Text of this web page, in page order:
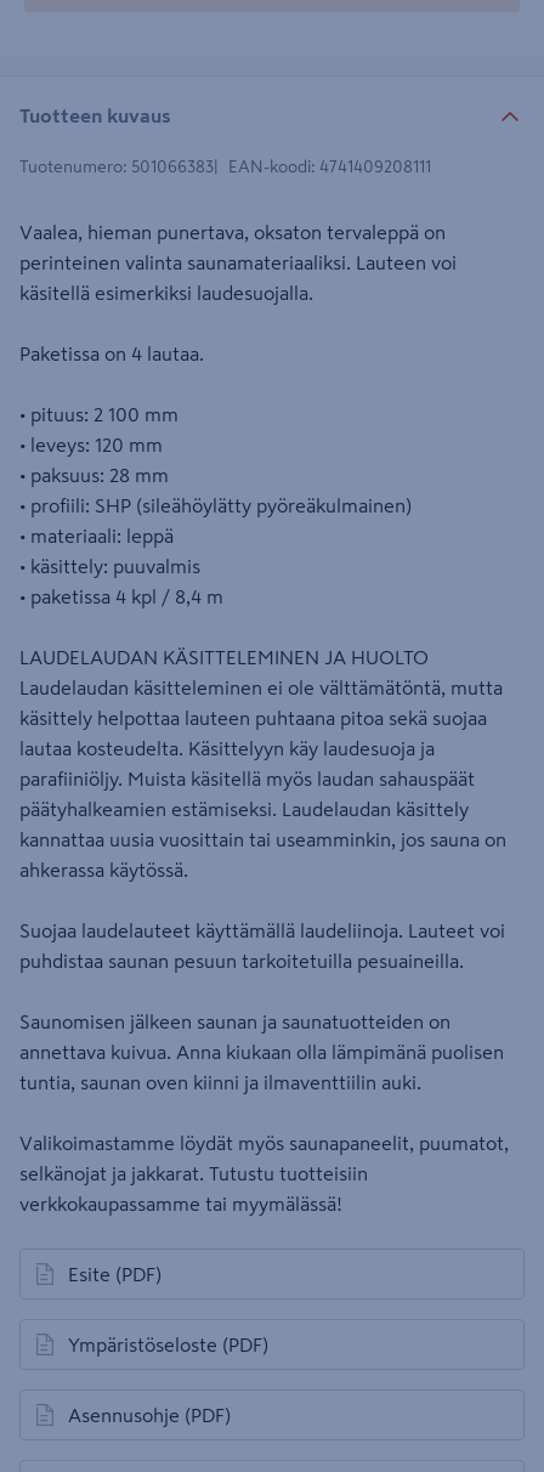
Tuotteen kuvaus
Tuotenumero: 501066383 EAN-koodi: 4741409208111
Vaalea, hieman punertava, oksaton tervaleppä on
perinteinen valinta saunamateriaaliksi. Lauteen voi
käsitellä esimerkiksi laudesuojalla.
Paketissa on 4 lautaa.
• pituus: 2 100 mm
• leveys: 120 mm
• paksuus: 28 mm
• profiili: SHP (sileähöylätty pyöreäkulmainen)
• materiaali: leppä
• käsittely: puuvalmis
• paketissa 4 kpl / 8,4 m
LAUDELAUDAN KÄSITTELEMINEN JA HUOLTO
Laudelaudan käsitteleminen ei ole välttämätöntä, mutta
käsittely helpottaa lauteen puhtaana pitoa sekä suojaa
lautaa kosteudelta. Käsittelyyn käy laudesuoja ja
parafiiniöljy. Muista käsitellä myös laudan sahauspäät
päätyhalkeamien estämiseksi. Laudelaudan käsittely
kannattaa uusia vuosittain tai useamminkin, jos sauna on
ahkerassa käytössä.
Suojaa laudelauteet käyttämällä laudeliinoja. Lauteet voi
puhdistaa saunan pesuun tarkoitetuilla pesuaineilla.
Saunomisen jälkeen saunan ja saunatuotteiden on
annettava kuivua. Anna kiukaan olla lämpimänä puolisen
tuntia, saunan oven kiinni ja ilmaventtiilin auki.
Valikoimastamme löydät myös saunapaneelit, puumatot,
selkänojat ja jakkarat. Tutustu tuotteisiin
verkkokaupassamme tai myymälässä!
Esite (PDF)
avautuu uuteen välilehteen
Ympäristöseloste (PDF)
avautuu uuteen välilehteen
Asennusohje (PDF)
avautuu uuteen välilehteen